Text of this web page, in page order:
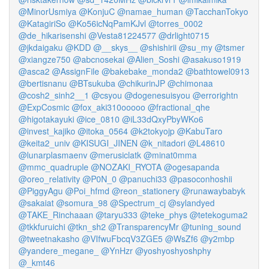
@MinorUsmiya @KonjuC @namae_human @TacchanTokyo
@KatagiriSo @Ko56icNqPamKJvl @torres_0002
@de_hikarisenshi @Vesta81224577 @drlight0715
@jkdaigaku @KDD @__skys__ @shishirii @su_my @tsmer
@xiangze750 @abcnosekai @Alien_Soshi @asakuso1919
@asca2 @AssignFile @bakebake_monda2 @bathtowel0913
@bertisnanu @BTsukuba @chikurinJP @chimonaa
@cosh2_sinh2__1 @csyou @dogenesuisyou @errorightn
@ExpCosmic @fox_aki310ooooo @fractional_qhe
@higotakayuki @ice_0810 @iL33dQxyPbyWKo6
@invest_kajiko @itoka_0564 @k2tokyojp @KabuTaro
@keita2_univ @KISUGI_JINEN @k_nitadori @L48610
@lunarplasmaenv @merusiclatk @minat0mma
@mmc_quadruple @NOZAKI_RYOTA @ogesapanda
@oreo_relativity @P0N_0 @panuchi33 @pasoconhoshii
@PiggyAgu @Poi_hfmd @reon_stationery @runawaybabyk
@sakaiat @somura_98 @Spectrum_cj @sylandyed
@TAKE_Rinchaaan @taryu333 @teke_phys @tetekoguma2
@tkkfuruichi @tkn_sh2 @TransparencyMr @tuning_sound
@tweetnakasho @VIfwuFbcqV3ZGE5 @WsZf6 @y2mbp
@yandere_megane_ @YnHzr @yoshyoshyoshphy
@_kmt46